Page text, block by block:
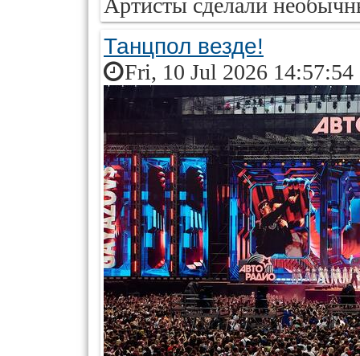
Артисты сделали
Танцпол везде!
Fri, 10 Jul 2026 14:57:54